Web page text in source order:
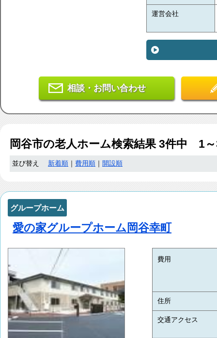
運営会社
相談・お問い合わせ
岡谷市の老人ホーム検索結果 3件中 1～
並び替え 新着順 費用順 開設順
グループホーム
愛の家グループホーム岡谷幸町
費用
住所
交通アクセス